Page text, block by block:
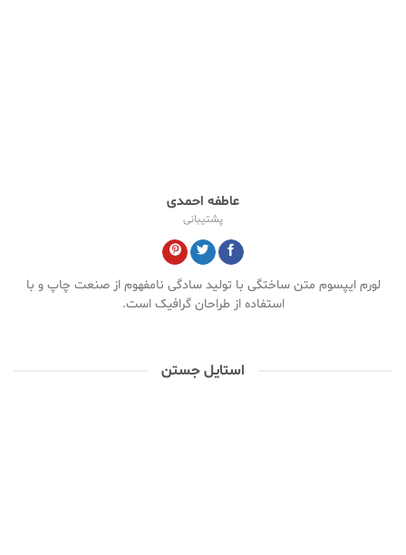
عاطفه احمدی
پشتیبانی
لورم ایپسوم متن ساختگی با تولید سادگی نامفهوم از صنعت چاپ و با
استفاده از طراحان گرافیک است.
استایل جستن